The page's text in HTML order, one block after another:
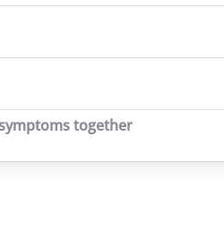
together